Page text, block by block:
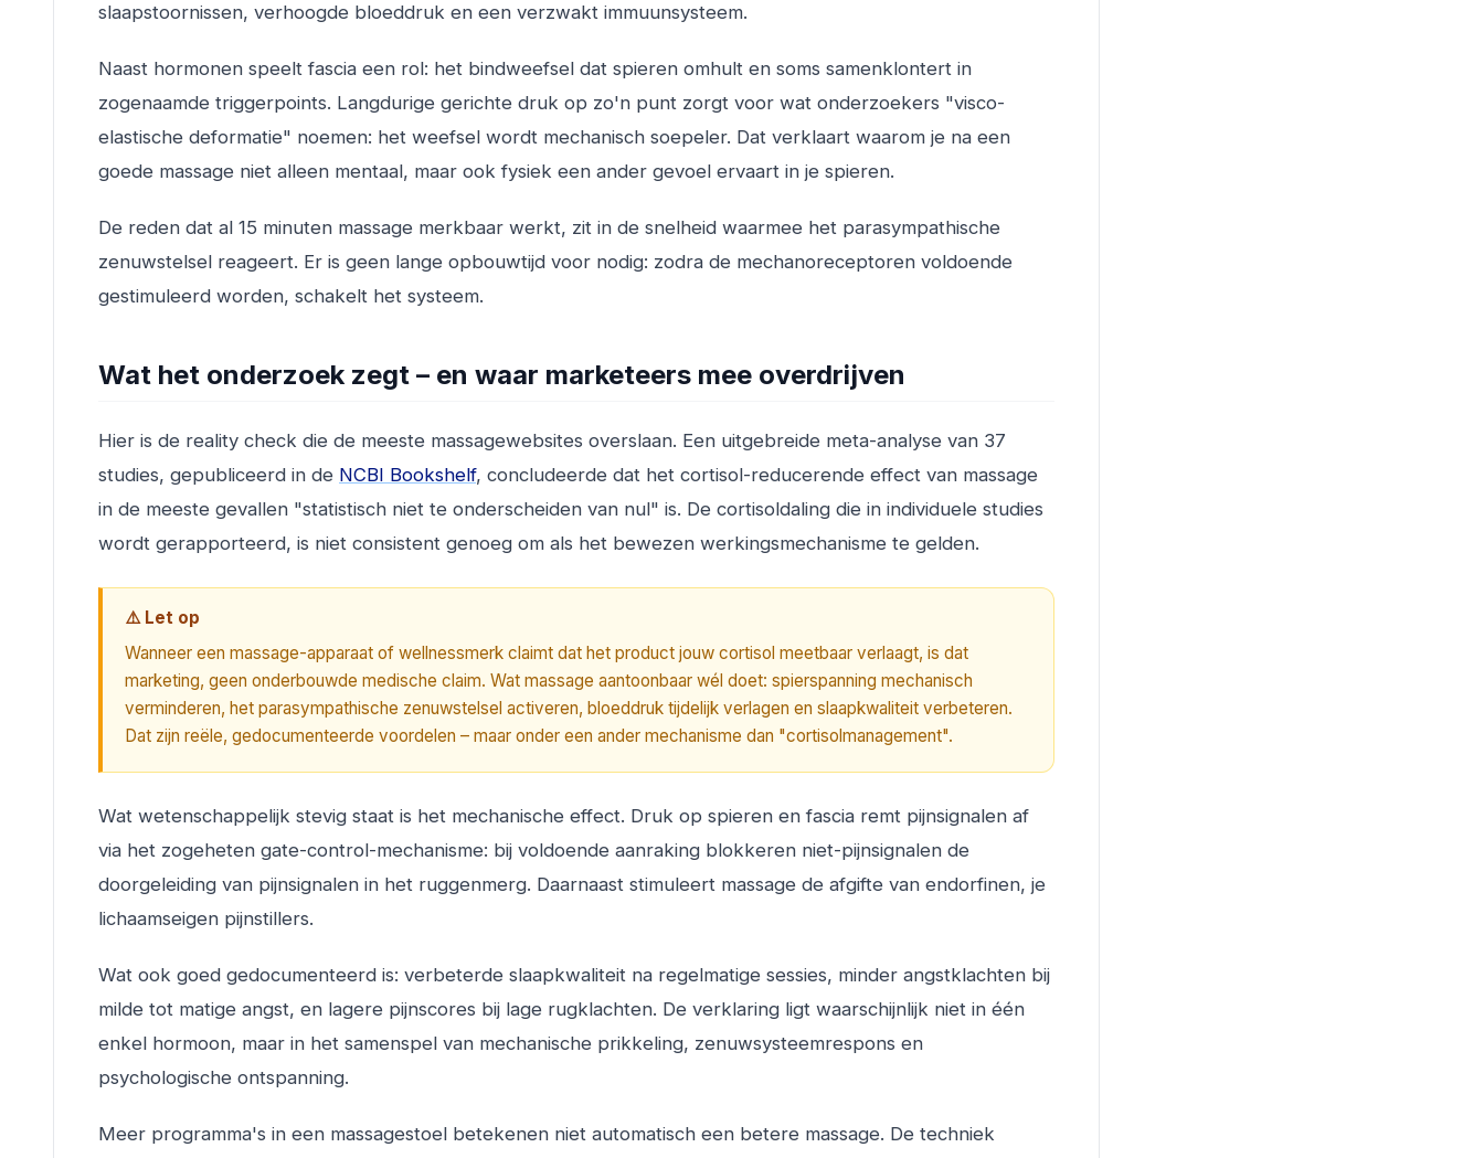
slaapstoornissen, verhoogde bloeddruk en een verzwakt immuunsysteem.
Naast hormonen speelt fascia een rol: het bindweefsel dat spieren omhult en soms samenklontert in
zogenaamde triggerpoints. Langdurige gerichte druk op zo'n punt zorgt voor wat onderzoekers "visco-
elastische deformatie" noemen: het weefsel wordt mechanisch soepeler. Dat verklaart waarom je na een
goede massage niet alleen mentaal, maar ook fysiek een ander gevoel ervaart in je spieren.
De reden dat al 15 minuten massage merkbaar werkt, zit in de snelheid waarmee het parasympathische
zenuwstelsel reageert. Er is geen lange opbouwtijd voor nodig: zodra de mechanoreceptoren voldoende
gestimuleerd worden, schakelt het systeem.
Wat het onderzoek zegt – en waar marketeers mee overdrijven
Hier is de reality check die de meeste massagewebsites overslaan. Een uitgebreide meta-analyse van 37
studies, gepubliceerd in de NCBI Bookshelf, concludeerde dat het cortisol-reducerende effect van massage
in de meeste gevallen "statistisch niet te onderscheiden van nul" is. De cortisoldaling die in individuele studies
wordt gerapporteerd, is niet consistent genoeg om als het bewezen werkingsmechanisme te gelden.
⚠️ Let op
Wanneer een massage-apparaat of wellnessmerk claimt dat het product jouw cortisol meetbaar verlaagt, is dat
marketing, geen onderbouwde medische claim. Wat massage aantoonbaar wél doet: spierspanning mechanisch
verminderen, het parasympathische zenuwstelsel activeren, bloeddruk tijdelijk verlagen en slaapkwaliteit verbeteren.
Dat zijn reële, gedocumenteerde voordelen – maar onder een ander mechanisme dan "cortisolmanagement".
Wat wetenschappelijk stevig staat is het mechanische effect. Druk op spieren en fascia remt pijnsignalen af
via het zogeheten gate-control-mechanisme: bij voldoende aanraking blokkeren niet-pijnsignalen de
doorgeleiding van pijnsignalen in het ruggenmerg. Daarnaast stimuleert massage de afgifte van endorfinen, je
lichaamseigen pijnstillers.
Wat ook goed gedocumenteerd is: verbeterde slaapkwaliteit na regelmatige sessies, minder angstklachten bij
milde tot matige angst, en lagere pijnscores bij lage rugklachten. De verklaring ligt waarschijnlijk niet in één
enkel hormoon, maar in het samenspel van mechanische prikkeling, zenuwsysteemrespons en
psychologische ontspanning.
Meer programma's in een massagestoel betekenen niet automatisch een betere massage. De techniek